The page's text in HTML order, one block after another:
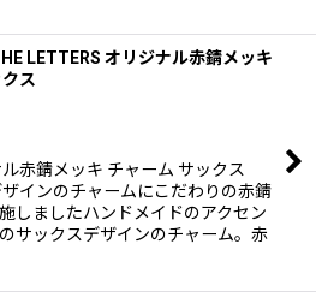
LETTERS オリジナル赤錆メッキ
ス
錆メッキ チャーム サックス
インのチャームにこだわりの赤錆
しましたハンドメイドのアクセン
サックスデザインのチャーム。赤